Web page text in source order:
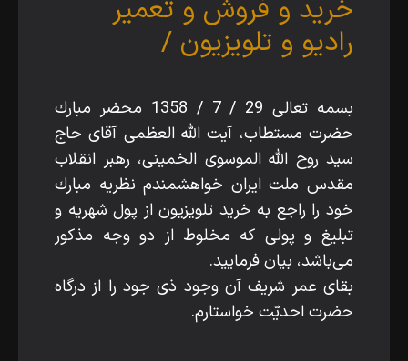
خريد و فروش و تعمير
راديو و تلويزيون /
بسمه تعالى 29 / 7 / 1358 محضر مبارك
حضرت مستطاب، آيت الله‌ العظمى آقاى حاج
سيد روح الله‌ الموسوى الخمينى، رهبر انقلاب
مقدس ملت ايران خواهشمندم نظريه مبارك
خود را راجع به خريد تلويزيون از پول شهريه و
تبليغ و پولى كه مخلوط از دو وجه مذكور
مى‌باشد، بيان فرماييد.
بقاى عمر شريف آن وجود ذى جود را از درگاه
حضرت احديّت خواستارم.